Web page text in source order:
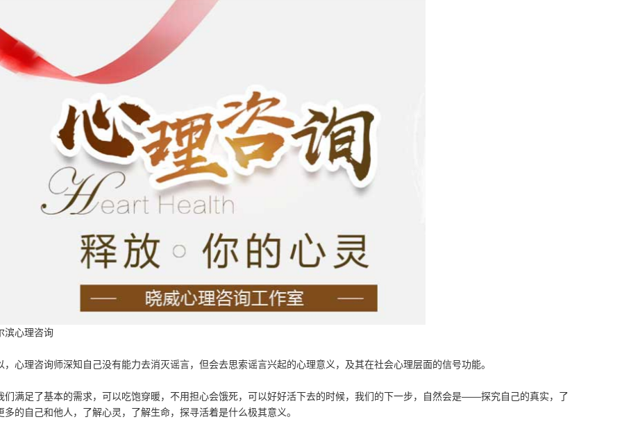
滨心理咨询
，心理咨询师深知自己没有能力去消灭谣言，但会去思索谣言兴起的心理意义，及其在社会心理层面的信号功能。
们满足了基本的需求，可以吃饱穿暖，不用担心会饿死，可以好好活下去的时候，我们的下一步，自然会是——探究自己的真实，了
多的自己和他人，了解心灵，了解生命，探寻活着是什么极其意义。